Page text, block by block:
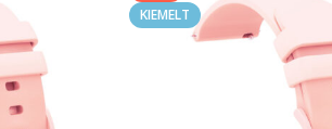
KIEMELT